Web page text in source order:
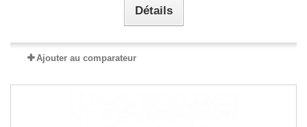
Détails
Ajouter au comparateur